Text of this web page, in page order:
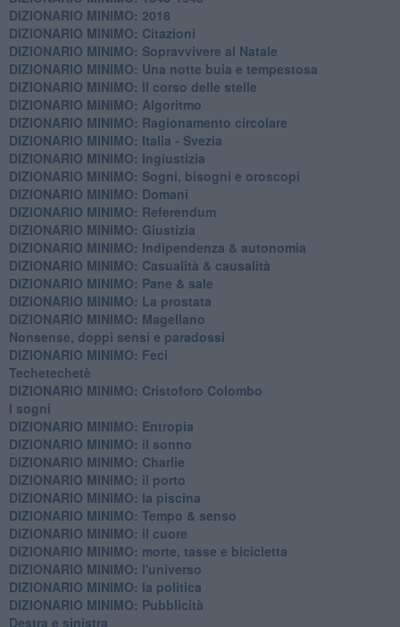
DIZIONARIO MINIMO: 2018
DIZIONARIO MINIMO: Citazioni
DIZIONARIO MINIMO: ​Sopravvivere al Natale
DIZIONARIO MINIMO: ​Una notte buia e tempestosa
DIZIONARIO MINIMO: Il corso delle stelle
DIZIONARIO MINIMO: Algoritmo
DIZIONARIO MINIMO: Ragionamento circolare
DIZIONARIO MINIMO: Italia - Svezia
DIZIONARIO MINIMO: ​Ingiustizia
DIZIONARIO MINIMO: ​Sogni, bisogni e oroscopi
DIZIONARIO MINIMO: Domani
DIZIONARIO MINIMO: Referendum
DIZIONARIO MINIMO: Giustizia
DIZIONARIO MINIMO: ​Indipendenza & autonomia
DIZIONARIO MINIMO: ​Casualità & causalità
​DIZIONARIO MINIMO: Pane & sale
DIZIONARIO MINIMO: La prostata
​DIZIONARIO MINIMO: Magellano
Nonsense, doppi sensi e paradossi
DIZIONARIO MINIMO: Feci
Techetechetè
DIZIONARIO MINIMO: Cristoforo Colombo
I sogni
DIZIONARIO MINIMO: Entropia
DIZIONARIO MINIMO: il sonno
DIZIONARIO MINIMO: Charlie
DIZIONARIO MINIMO: il porto
DIZIONARIO MINIMO: la piscina
DIZIONARIO MINIMO: Tempo & senso
DIZIONARIO MINIMO: il cuore
DIZIONARIO MINIMO: morte, tasse e bicicletta
DIZIONARIO MINIMO: l'universo
DIZIONARIO MINIMO: la politica
DIZIONARIO MINIMO: Pubblicità
Destra e sinistra